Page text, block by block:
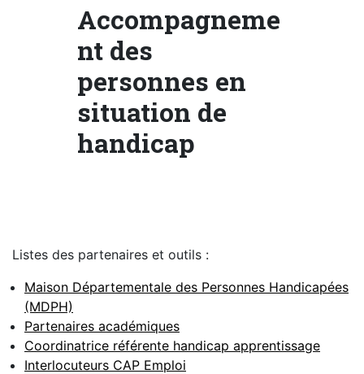
Accompagneme
nt des
personnes en
situation de
handicap
Listes des partenaires et outils :
Maison Départementale des Personnes Handicapées
(MDPH)
Partenaires académiques
Coordinatrice référente handicap apprentissage
Interlocuteurs CAP Emploi